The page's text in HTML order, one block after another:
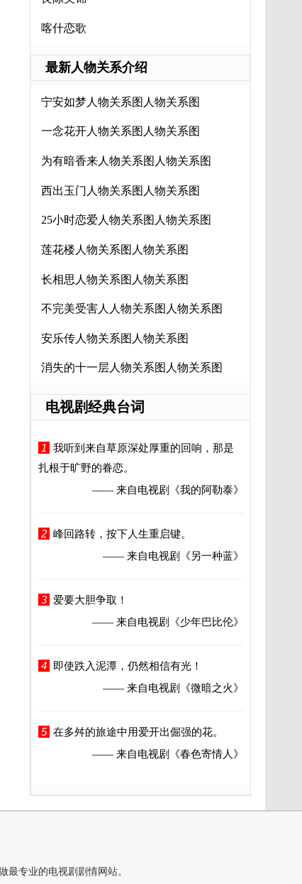
喀什恋歌
最新人物关系介绍
宁安如梦人物关系图人物关系图
一念花开人物关系图人物关系图
为有暗香来人物关系图人物关系图
西出玉门人物关系图人物关系图
25小时恋爱人物关系图人物关系图
莲花楼人物关系图人物关系图
长相思人物关系图人物关系图
不完美受害人人物关系图人物关系图
安乐传人物关系图人物关系图
消失的十一层人物关系图人物关系图
电视剧经典台词
1
我听到来自草原深处厚重的回响，那是
扎根于旷野的眷恋。
—— 来自电视剧
《我的阿勒泰》
2 峰回路转，按下人生重启键。
—— 来自电视剧
《另一种蓝》
3
爱要大胆争取！
—— 来自电视剧
《少年巴比伦》
4
即使跌入泥潭，仍然相信有光！
—— 来自电视剧
《微暗之火》
5 在多舛的旅途中用爱开出倔强的花。
—— 来自电视剧
《春色寄情人》
专业的电视剧剧情网站。